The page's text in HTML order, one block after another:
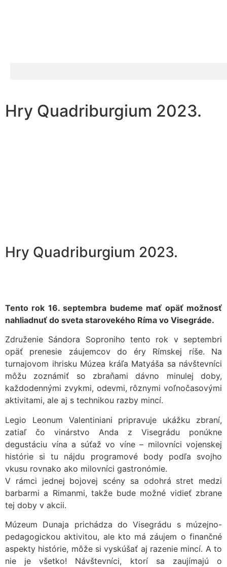
Hry Quadriburgium 2023.
Hry Quadriburgium 2023.
Tento rok 16. septembra budeme mať opäť možnosť
nahliadnuť do sveta starovekého Ríma vo Visegráde.
Združenie Sándora Soproniho tento rok v septembri
opäť prenesie záujemcov do éry Rímskej ríše. Na
turnajovom ihrisku Múzea kráľa Matyáša sa návštevníci
môžu zoznámiť so zbraňami dávno minulej doby,
každodennými zvykmi, odevmi, rôznymi voľnočasovými
aktivitami, ale aj s technikou razby mincí.
Legio Leonum Valentiniani pripravuje ukážku zbraní,
zatiaľ čo vinárstvo Anda z Visegrádu ponúkne
degustáciu vína a súťaž vo víne – milovníci vojenskej
histórie si tu nájdu programové body podľa svojho
vkusu rovnako ako milovníci gastronómie.
V rámci jednej bojovej scény sa odohrá stret medzi
barbarmi a Rimanmi, takže bude možné vidieť zbrane
tej doby v akcii.
Múzeum Dunaja prichádza do Visegrádu s múzejno-
pedagogickou aktivitou, ale kto má záujem o finančné
aspekty histórie, môže si vyskúšať aj razenie mincí. A to
nie je všetko! Návštevníci, ktorí sa zaujímajú o